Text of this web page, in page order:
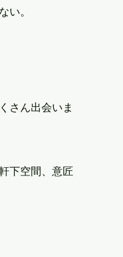
。
さん出会いま
下空間、意匠